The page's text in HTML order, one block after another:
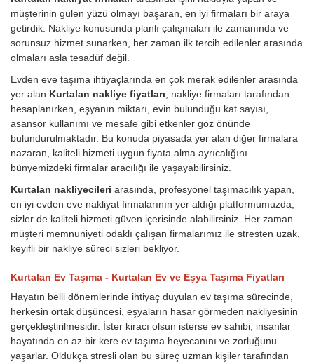
müşterinin gülen yüzü olmayı başaran, en iyi firmaları bir araya
getirdik. Nakliye konusunda planlı çalışmaları ile zamanında ve
sorunsuz hizmet sunarken, her zaman ilk tercih edilenler arasında
olmaları asla tesadüf değil.
Evden eve taşıma ihtiyaçlarında en çok merak edilenler arasında
yer alan Kurtalan nakliye fiyatları, nakliye firmaları tarafından
hesaplanırken, eşyanın miktarı, evin bulunduğu kat sayısı,
asansör kullanımı ve mesafe gibi etkenler göz önünde
bulundurulmaktadır. Bu konuda piyasada yer alan diğer firmalara
nazaran, kaliteli hizmeti uygun fiyata alma ayrıcalığını
bünyemizdeki firmalar aracılığı ile yaşayabilirsiniz.
Kurtalan nakliyecileri arasında, profesyonel taşımacılık yapan,
en iyi evden eve nakliyat firmalarının yer aldığı platformumuzda,
sizler de kaliteli hizmeti güven içerisinde alabilirsiniz. Her zaman
müşteri memnuniyeti odaklı çalışan firmalarımız ile stresten uzak,
keyifli bir nakliye süreci sizleri bekliyor.
Kurtalan Ev Taşıma - Kurtalan Ev ve Eşya Taşıma Fiyatları
Hayatın belli dönemlerinde ihtiyaç duyulan ev taşıma sürecinde,
herkesin ortak düşüncesi, eşyaların hasar görmeden nakliyesinin
gerçekleştirilmesidir. İster kiracı olsun isterse ev sahibi, insanlar
hayatında en az bir kere ev taşıma heyecanını ve zorluğunu
yaşarlar. Oldukça stresli olan bu süreç uzman kişiler tarafından